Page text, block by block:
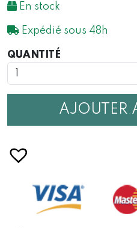
En stock
Expédié sous 48h
QUANTITÉ
BRUMISATEUR
AJOUTER